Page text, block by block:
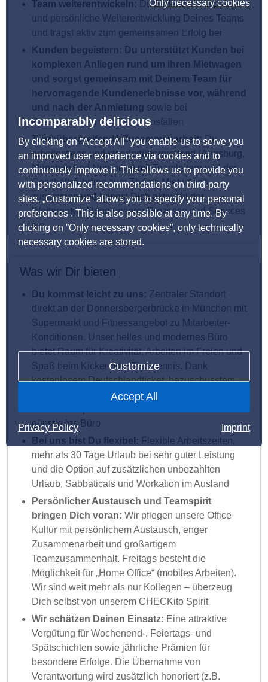
Only necessary cookies
Incomparably delicious
By clicking on ”Accept All” you enable us to serve you
an improved user experience via cookies and to
continuously improve it. This allows us to provide you
with personalized recommendations on third-party
sites. „Customize” allows you to specify your personal
preferences . This is also possible at any time. By
clicking on ”Only necessary cookies”, only technically
necessary cookies are stored.
Customize
Accept All
Privacy Policy Imprint
Team weiterentwickeln: Du förderst die fachliche
und persönliche Weiterentwicklung Deines Teams
und trägst aktiv zum gemeinsamen Erfolg bei
Kunden begeistern: Du unterstützt Kunden bei
komplexen Anliegen rund um ihren Mietwagen
und sorgst gemeinsam mit Deinem Team für
hervorragende Kundenerlebnisse vor, während
und nach der Anmietung sowie bei
Reklamationen und Schadensfällen
Teamübergreifende Zusammenarbeit:Du
arbeitest eng und standortübergreifend (Augsburg,
München und Nürnberg) mit Teamleitern und der
Geschäftsführung zum Thema Mietwagen
zusammen und bringst Dich aktiv bei der
Weiterentwicklung unserer Prozesse und Services
ein
Was wir Dir bieten
Du kommst leicht zu uns: Zentraler Standort
direkt an der Donnersbergerbrücke in München mit
Supermarkt und Fitnessangebot zu Mitarbeiter-
Konditionen. Unser helles und modernes Büro
bietet Raum für Kreativität, Arbeiten im Freien und
Spaß beim Kicker oder Tischtennis. Dank
kostenlosem Deutschlandticket, bezuschusstem
Fahrrad-/eBike-Leasing und kostenlosen
günstig ins Büro
Bei uns bist Du flexibel: Flexible Arbeitszeiten,
mehr als 30 Tage Urlaub bei sehr guter Leistung
und die Option auf zusätzlichen unbezahlten
Urlaub, Sabbaticals und Workation im Ausland
Persönlicher Austausch und Teamspirit
bringen Dich voran: Wir pflegen unsere Office
Kultur mit persönlichem Austausch, enger
Zusammenarbeit und großartigem
Teamzusammenhalt. Freitags besteht die
Möglichkeit für „Home Office“ (mobiles Arbeiten).
Wir sind weit mehr als nur Kollegen – überzeug
Dich selbst von unserem CHECKito Spirit
Wir schätzen Deinen Einsatz: Eine attraktive
Vergütung für Wochenend-, Feiertags- und
Spätschichten sowie jährliche Prämien für
besondere Erfolge. Die Übernahme von
Verantwortung wird zusätzlich honoriert (z.B.